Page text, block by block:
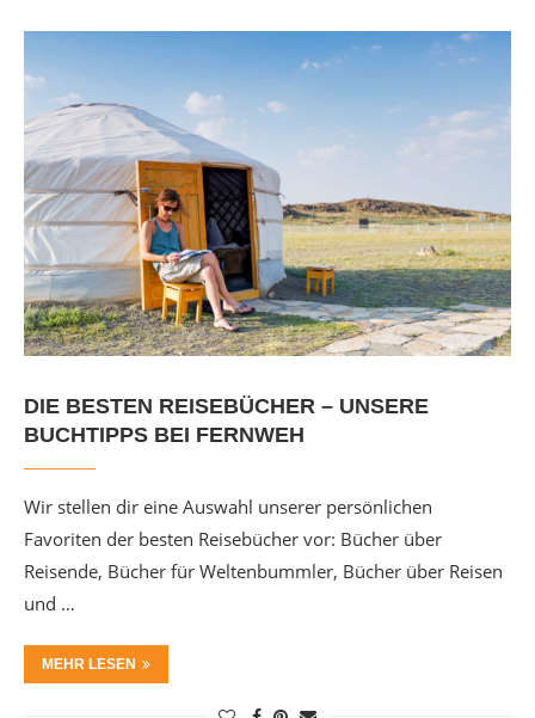
DIE BESTEN REISEBÜCHER – UNSERE
BUCHTIPPS BEI FERNWEH
Wir stellen dir eine Auswahl unserer persönlichen
Favoriten der besten Reisebücher vor: Bücher über
Reisende, Bücher für Weltenbummler, Bücher über Reisen
und …
MEHR LESEN